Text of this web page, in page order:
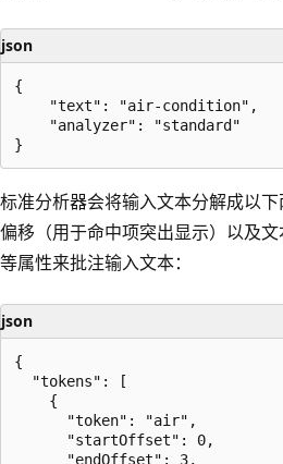
json
{
    "text": "air-condition",
    "analyzer": "standard"
标准分析器会将输入文本分解成以
偏移（用于命中项突出显示）以及文
等属性来批注输入文本：
json
{
  "tokens": [
    {
      "token": "air",
      "startOffset": 0,
      "endOffset": 3,